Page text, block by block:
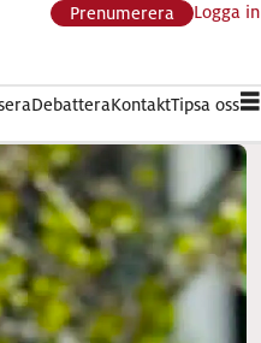
Prenumerera Logga in
DebatteraKontaktTipsa oss